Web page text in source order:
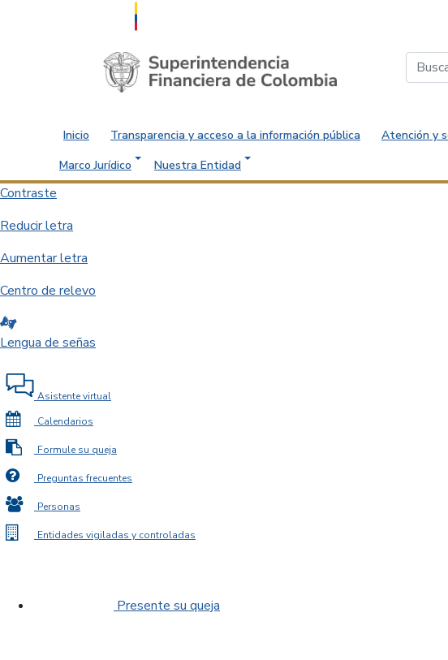
Saltar al contenido principal
Inicio Transparencia y acceso a la información pública Atención y
Marco Jurídico
Nuestra Entidad
Contraste
Reducir letra
Aumentar letra
Centro de relevo
Lengua de señas
Asistente virtual
Calendarios
Formule su queja
Preguntas frecuentes
Personas
Entidades vigiladas y controladas
Presente su queja